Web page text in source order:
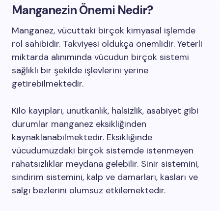
Manganezin Önemi Nedir?
Manganez, vücuttaki birçok kimyasal işlemde
rol sahibidir. Takviyesi oldukça önemlidir. Yeterli
miktarda alınımında vücudun birçok sistemi
sağlıklı bir şekilde işlevlerini yerine
getirebilmektedir.
Kilo kayıpları, unutkanlık, halsizlik, asabiyet gibi
durumlar manganez eksikliğinden
kaynaklanabilmektedir. Eksikliğinde
vücudumuzdaki birçok sistemde istenmeyen
rahatsızlıklar meydana gelebilir. Sinir sistemini,
sindirim sistemini, kalp ve damarları, kasları ve
salgı bezlerini olumsuz etkilemektedir.